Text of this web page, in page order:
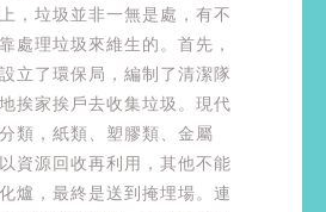
，垃圾並非一無是處，有不
處理垃圾來維生的。首先，
立了環保局，編制了清潔隊
挨家挨戶去收集垃圾。現代
類，紙類、塑膠類、金屬
資源回收再利用，其他不能
爐，最終是送到掩埋場。連